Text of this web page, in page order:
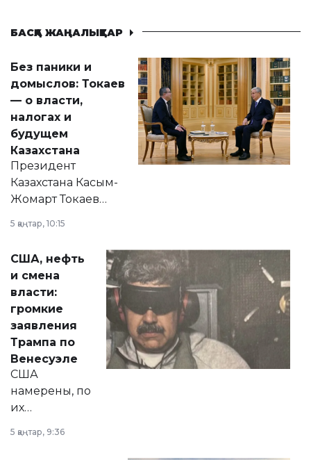
БАСҚА ЖАҢАЛЫҚТАР
Без паники и
домыслов: Токаев
— о власти,
налогах и
будущем
Казахстана
Президент
Казахстана Касым-
Жомарт Токаев
сразу несколько
актуальных тем —
от слухов о
политических
реформах до
вопросов армии,
экономики и
личного здоровья.
5 қаңтар, 10:15
США, нефть
и смена
власти:
громкие
заявления
Трампа по
Венесуэле
США
намерены, по
их
принести
5 қаңтар, 9:36